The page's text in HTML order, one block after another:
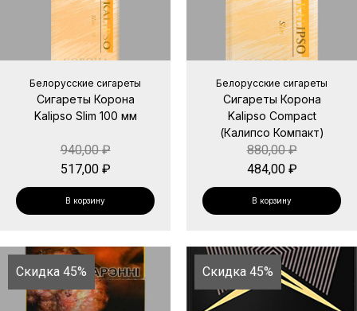
Белорусские сигареты
Сигареты Корона
Kalipso Slim 100 мм
940,00₽
517,00 ₽
В корзину
Белорусские сигареты
Сигареты Корона
Kalipso Compact
(Калипсо Компакт)
880,00₽
484,00 ₽
В корзину
Скидка 45% Скидка 45%